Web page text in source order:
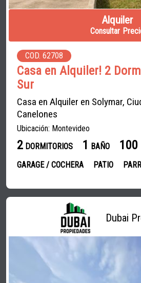
Alquiler
Consultar
COD. 62708
Casa en Alquiler! 2
Sur
Casa en Alquiler en Solymar,
Canelones
Ubicación: Montevideo
2 DORMITORIOS 1 BAÑO 100
GARAGE / COCHERA
PATIO
Dubai